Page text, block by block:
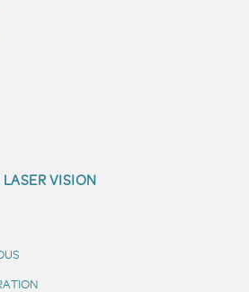
LASER VISION